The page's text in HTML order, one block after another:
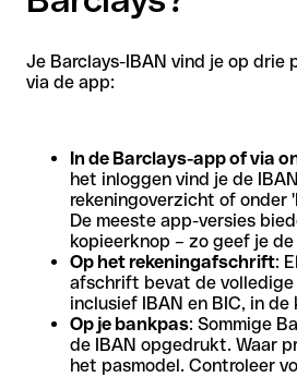
Je Barclays-IBAN vind je op drie
via de app:
In de Barclays-app of via
het inloggen vind je de
rekeningoverzicht of onder
De meeste app-versies
kopieerknop – zo geef je
Op het rekeningafschrift:
afschrift bevat de volledige
inclusief IBAN en BIC, in
Op je bankpas: Sommige
de IBAN opgedrukt. Waar
het pasmodel. Controleer